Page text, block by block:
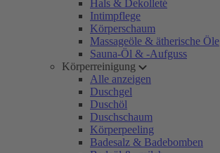
Hals & Dekolleté
Intimpflege
Körperschaum
Massageöle & ätherische Öle
Sauna-Öl & -Aufguss
Körperreinigung
Alle anzeigen
Duschgel
Duschöl
Duschschaum
Körperpeeling
Badesalz & Badebomben